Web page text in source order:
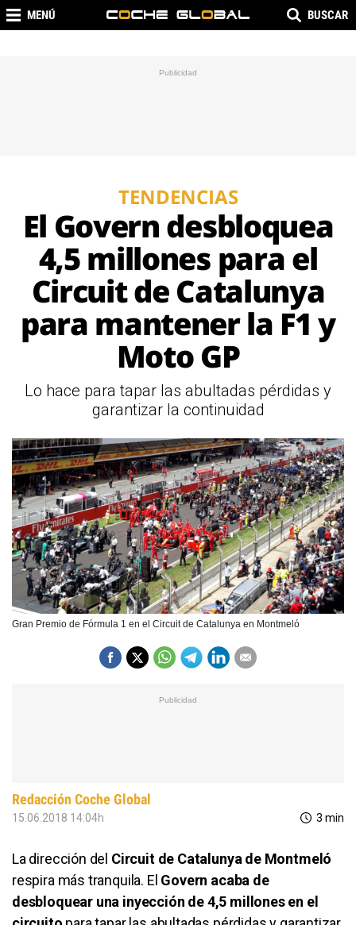
MENÚ BUSCAR
TENDENCIAS
El Govern desbloquea
4,5 millones para el
Circuit de Catalunya
para mantener la F1 y
Moto GP
Lo hace para tapar las abultadas pérdidas y
garantizar la continuidad
Gran Premio de Fórmula 1 en el Circuit de Catalunya en Montmeló
Redacción Coche Global
15.06.2018 14:04h 3 min
La dirección del Circuit de Catalunya de Montmeló
respira más tranquila. El Govern acaba de
desbloquear una inyección de 4,5 millones en el